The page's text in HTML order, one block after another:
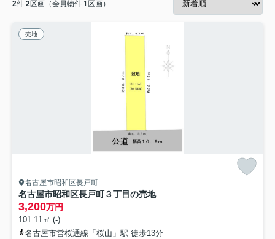
2件 2区画（会員物件 1区画）
売地
名古屋市昭和区長戸町
名古屋市昭和区長戸町３丁目の売地
3,200万円
101.11㎡ (-)
名古屋市営桜通線「桜山」駅 徒歩13分